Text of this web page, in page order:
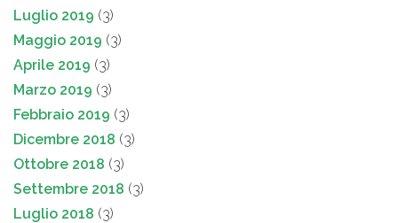
Luglio 2019 (3)
Maggio 2019 (3)
Aprile 2019 (3)
Marzo 2019 (3)
Febbraio 2019 (3)
Dicembre 2018 (3)
Ottobre 2018 (3)
Settembre 2018 (3)
Luglio 2018 (3)